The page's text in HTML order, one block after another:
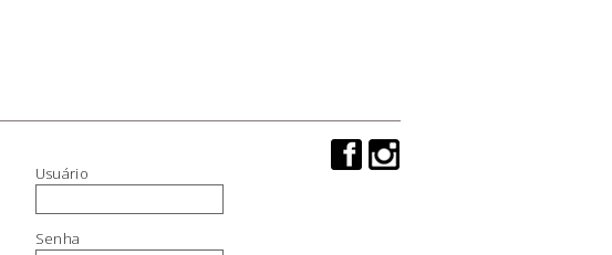
Usuário
Senha